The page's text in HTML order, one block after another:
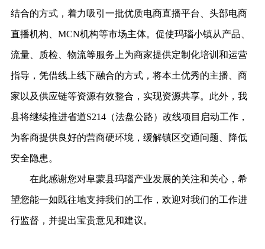
结合的方式，着力吸引一批优质电商直播平台、头部电商
直播机构、MCN机构等市场主体。促使玛瑙小镇从产品、
流量、质检、物流等服务上为商家提供定制化培训和运营
指导，凭借线上线下融合的方式，将本土优秀的主播、商
家以及供应链等资源有效整合，实现资源共享。此外，我
县将继续推进省道S214（法盘公路）改线项目启动工作，
为客商提供良好的营商硬环境，缓解镇区交通问题、降低
安全隐患。
在此感谢您对阜蒙县玛瑙产业发展的关注和关心，希
望您能一如既往地支持我们的工作，欢迎对我们的工作进
行监督，并提出宝贵意见和建议。